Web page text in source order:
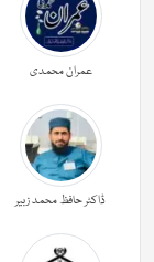
عمران محمدی
ڈاکٹر حافظ محمد زبیر